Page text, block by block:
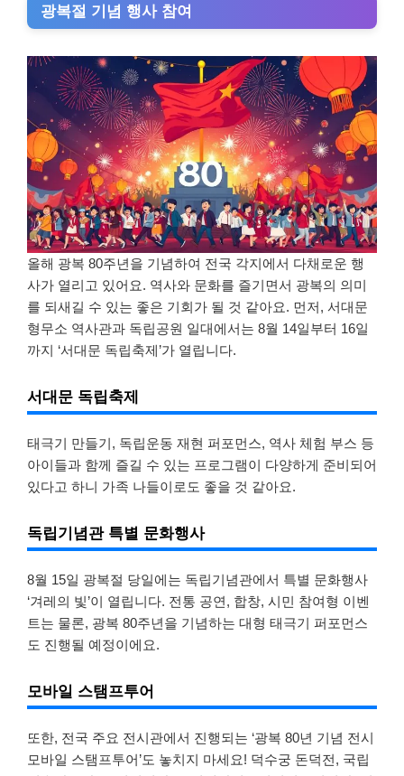
광복절 기념 행사 참여
올해 광복 80주년을 기념하여 전국 각지에서 다채로운 행
사가 열리고 있어요. 역사와 문화를 즐기면서 광복의 의미
를 되새길 수 있는 좋은 기회가 될 것 같아요. 먼저, 서대문
형무소 역사관과 독립공원 일대에서는 8월 14일부터 16일
까지 ‘서대문 독립축제’가 열립니다.
서대문 독립축제
태극기 만들기, 독립운동 재현 퍼포먼스, 역사 체험 부스 등
아이들과 함께 즐길 수 있는 프로그램이 다양하게 준비되어
있다고 하니 가족 나들이로도 좋을 것 같아요.
독립기념관 특별 문화행사
8월 15일 광복절 당일에는 독립기념관에서 특별 문화행사
‘겨레의 빛’이 열립니다. 전통 공연, 합창, 시민 참여형 이벤
트는 물론, 광복 80주년을 기념하는 대형 태극기 퍼포먼스
도 진행될 예정이에요.
모바일 스탬프투어
또한, 전국 주요 전시관에서 진행되는 ‘광복 80년 기념 전시
모바일 스탬프투어’도 놓치지 마세요! 덕수궁 돈덕전, 국립